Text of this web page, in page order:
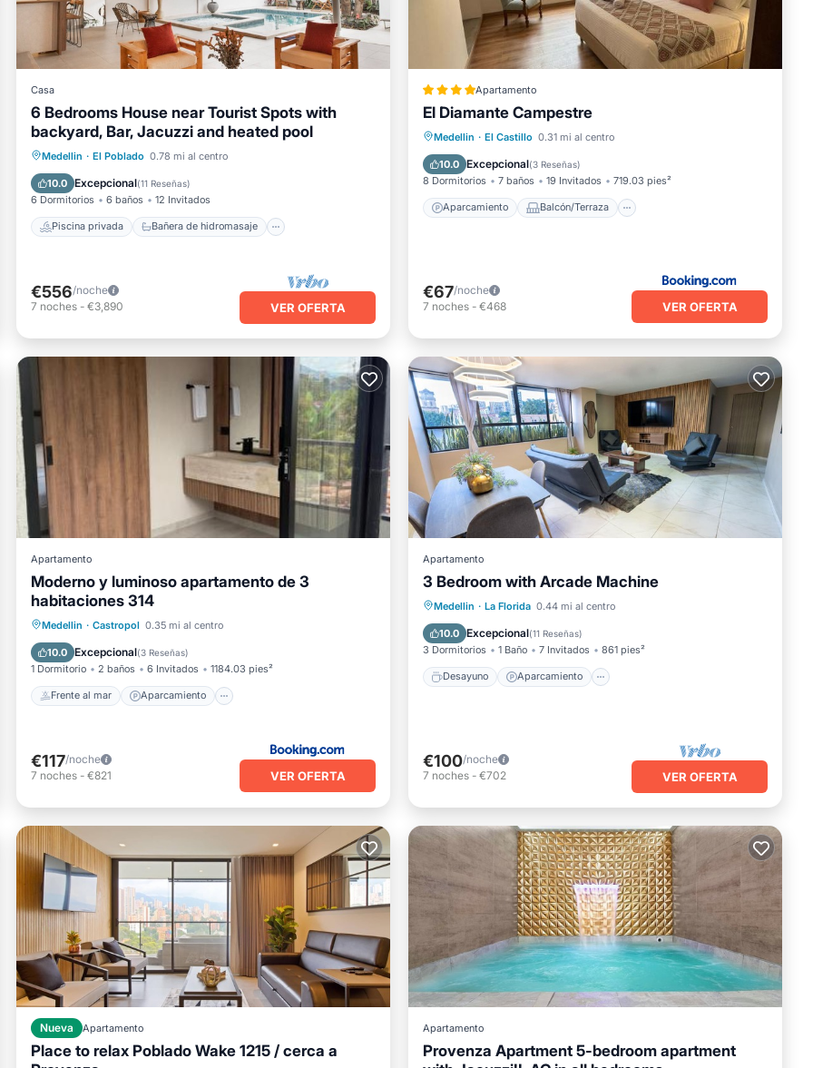
Casa
6 Bedrooms House near Tourist Spots with
backyard, Bar, Jacuzzi and heated pool
Medellin · El Poblado 0.78 mi al centro
10.0 Excepcional(11 Reseñas)
6 Dormitorios 6 baños 12 Invitados
Piscina privada Bañera de hidromasaje
Piscina privada
Bañera de hidromasaje
Piscina
Vista al mar
€556/noche
7 noches - €3,890 VER OFERTA
Apartamento
El Diamante Campestre
Medellin · El Castillo 0.31 mi al centro
10.0 Excepcional(3 Reseñas)
8 Dormitorios 7 baños 19 Invitados 719.03 pies²
Aparcamiento Balcón/Terraza
Aparcamiento
Balcón/Terraza
Vistas
Internet
€67/noche
7 noches - €468 VER OFERTA
Apartamento
Moderno y luminoso apartamento de 3
habitaciones 314
Medellin · Castropol 0.35 mi al centro
10.0 Excepcional(3 Reseñas)
1 Dormitorio 2 baños 6 Invitados 1184.03 pies²
Frente al mar Aparcamiento
Frente al mar
Aparcamiento
Vista al mar
€117/noche
7 noches - €821 VER OFERTA
Apartamento
3 Bedroom with Arcade Machine
Medellin · La Florida 0.44 mi al centro
10.0 Excepcional(11 Reseñas)
3 Dormitorios 1 Baño 7 Invitados 861 pies²
Desayuno Aparcamiento
Desayuno Aparcamiento
Aire acondicionado
€100/noche
7 noches - €702 VER OFERTA
Nueva Apartamento
Place to relax Poblado Wake 1215 / cerca a
Apartamento
Provenza Apartment 5-bedroom apartment